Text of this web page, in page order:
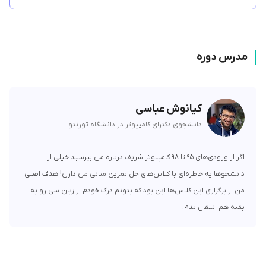
تدریس این آموزش رو آقای کیانوش عباسی تدریسیار سابق دانشگاه صنعتی
بخش های مورد نیاز خودتون رو ببینید و وقتتون تلف نشه
نحوه تدریس چجوریه؟
مدرس دوره
کیانوش عباسی
دانشجوی دکترای کامپیوتر در دانشگاه تورنتو
اگر از ورودی‌های ۹۵ تا ۹۸ کامپیوتر شریف درباره من بپرسید خیلی از
دانشجوها یه خاطره‌ای با کلاس‌های حل تمرین مبانی من دارن! هدف اصلی
من از برگزاری این کلاس‌ها این بود که بتونم درک خودم از زبان سی رو به
بقیه هم انتقال بدم.